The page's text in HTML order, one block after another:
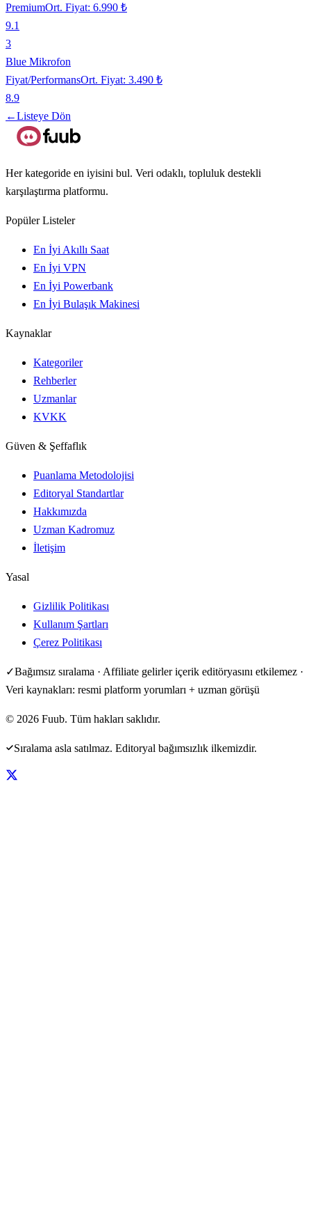
PremiumOrt. Fiyat: 6.990 ₺
9.1
3
Blue Mikrofon
Fiyat/PerformansOrt. Fiyat: 3.490 ₺
8.9
←Listeye Dön
Her kategoride en iyisini bul. Veri odaklı, topluluk destekli
karşılaştırma platformu.
Popüler Listeler
En İyi Akıllı Saat
En İyi VPN
En İyi Powerbank
En İyi Bulaşık Makinesi
Kaynaklar
Kategoriler
Rehberler
Uzmanlar
KVKK
Güven & Şeffaflık
Puanlama Metodolojisi
Editoryal Standartlar
Hakkımızda
Uzman Kadromuz
İletişim
Yasal
Gizlilik Politikası
Kullanım Şartları
Çerez Politikası
✓Bağımsız sıralama · Affiliate gelirler içerik editöryasını etkilemez ·
Veri kaynakları: resmi platform yorumları + uzman görüşü
© 2026 Fuub. Tüm hakları saklıdır.
Sıralama asla satılmaz. Editoryal bağımsızlık ilkemizdir.